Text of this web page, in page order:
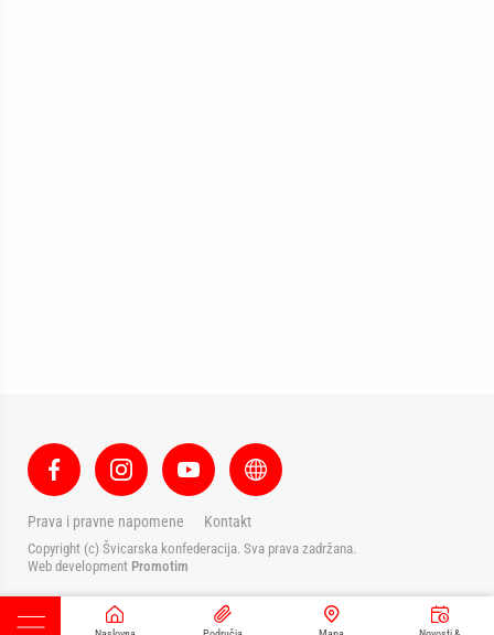
Prava i pravne napomene Kontakt
Copyright (c) Švicarska konfederacija. Sva prava zadržana.
Web development Promotim